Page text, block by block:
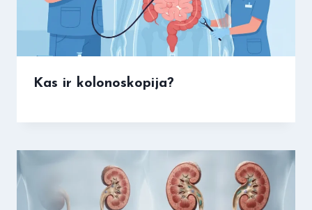
Kas ir kolonoskopija?